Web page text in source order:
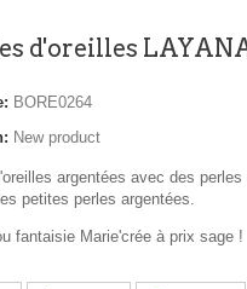
d'oreilles
BORE0264
New product
argentées avec des perles
petites perles argentées.
fantaisie Marie'crée à prix sage !